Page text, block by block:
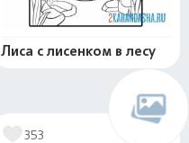
Лиса с лисенком в лесу
353